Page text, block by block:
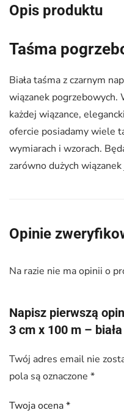
100
z
czarnym
napisem
Opis produktu
Taśma
Biała taśma z czarnym
wiązanek pogrzebowych.
każdej wiązance,
ofercie posiadamy wiele
wymiarach i wzorach.
zarówno dużych
Opinie
Na razie nie ma opinii o
Napisz pierwszą
3 cm x 100 m –
Twój adres email nie
pola są oznaczone *
Twoja ocena*